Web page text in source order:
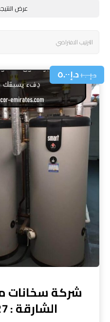
عرض
شركة سخانات
الشارقة : 0521606327
د.إ١٠.٠٠د.إ٥.٠٠